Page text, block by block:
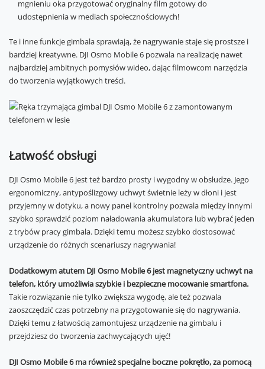
mgnieniu oka przygotować oryginalny film gotowy do
udostępnienia w mediach społecznościowych!
Te i inne funkcje gimbala sprawiają, że nagrywanie staje się prostsze i
bardziej kreatywne. DJI Osmo Mobile 6 pozwala na realizację nawet
najbardziej ambitnych pomysłów wideo, dając filmowcom narzędzia
do tworzenia wyjątkowych treści.
Łatwość obsługi
DJI Osmo Mobile 6 jest też bardzo prosty i wygodny w obsłudze. Jego
ergonomiczny, antypoślizgowy uchwyt świetnie leży w dłoni i jest
przyjemny w dotyku, a nowy panel kontrolny pozwala między innymi
szybko sprawdzić poziom naładowania akumulatora lub wybrać jeden
z trybów pracy gimbala. Dzięki temu możesz szybko dostosować
urządzenie do różnych scenariuszy nagrywania!
Dodatkowym atutem DJI Osmo Mobile 6 jest magnetyczny uchwyt na
telefon, który umożliwia szybkie i bezpieczne mocowanie smartfona.
Takie rozwiązanie nie tylko zwiększa wygodę, ale też pozwala
zaoszczędzić czas potrzebny na przygotowanie się do nagrywania.
Dzięki temu z łatwością zamontujesz urządzenie na gimbalu i
przejdziesz do tworzenia zachwycających ujęć!
DJI Osmo Mobile 6 ma również specjalne boczne pokrętło, za pomocą